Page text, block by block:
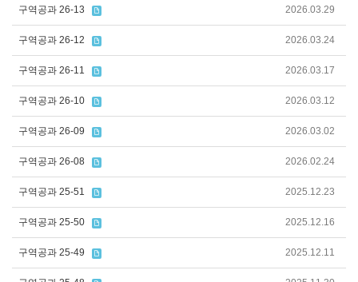
구역공과 26-13 2026.03.29
구역공과 26-12 2026.03.24
구역공과 26-11 2026.03.17
구역공과 26-10 2026.03.12
구역공과 26-09 2026.03.02
구역공과 26-08 2026.02.24
구역공과 25-51 2025.12.23
구역공과 25-50 2025.12.16
구역공과 25-49 2025.12.11